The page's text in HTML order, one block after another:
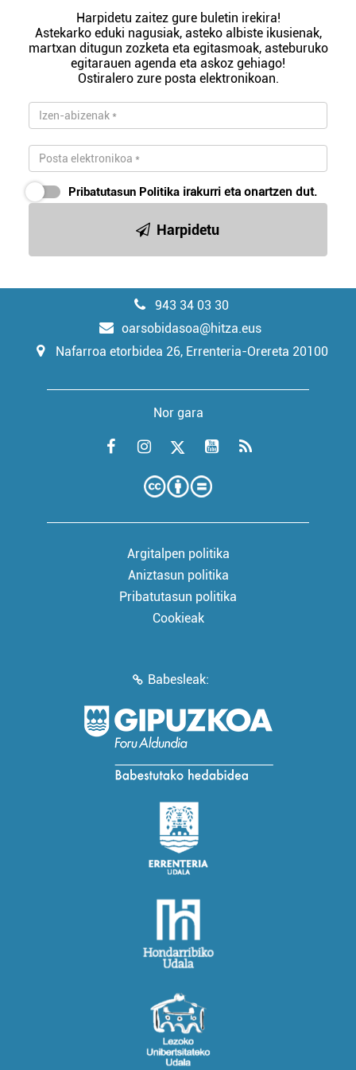
Harpidetu zaitez gure buletin irekira!
Astekarko eduki nagusiak, asteko albiste ikusienak,
martxan ditugun zozketa eta egitasmoak, asteburuko
egitarauen agenda eta askoz gehiago!
Ostiralero zure posta elektronikoan.
Pribatutasun Politika irakurri eta onartzen dut.
Harpidetu
943 34 03 30
oarsobidasoa@hitza.eus
Nafarroa etorbidea 26, Errenteria-Orereta 20100
Nor gara
Argitalpen politika
Aniztasun politika
Pribatutasun politika
Cookieak
Babesleak: